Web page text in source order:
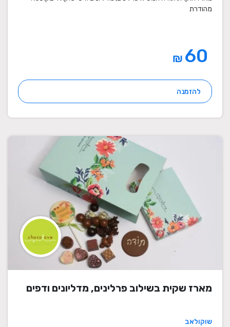
מהודרת
₪
להזמנה
מארז שקית בשילוב פרלינים, מדליונים ודפים
שוקולאב